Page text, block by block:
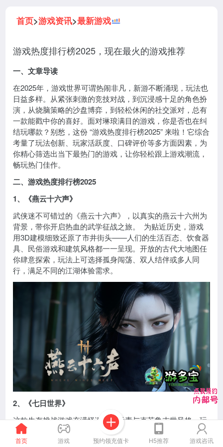
首页 游戏 预约领充值卡 H5推荐 游戏咨讯
首页>游戏资讯>最新游戏
游戏热度排行榜2025，现在最火的游戏推荐
一、文章导读
在2025年，游戏世界可谓热闹非凡，新游不断涌现，玩法也
日益多样。从紧张刺激的竞技对战，到沉浸感十足的角色扮
演，从烧脑策略的沙盘博弈，到轻松休闲的社交派对，总有
一款能戳中你的喜好。面对琳琅满目的游戏，你是否也在纠
结玩哪款？别愁，这份 “游戏热度排行榜2025” 来啦！它综合
考量了玩法创新、玩家活跃度、口碑评价等多方面因素，为
你精心筛选出当下最热门的游戏，让你轻松跟上游戏潮流，
畅玩热门佳作。
二、游戏热度排行榜2025
1、《燕云十六声》
武侠迷不可错过的《燕云十六声》，以真实的燕云十六州为
背景，带你开启热血的武学征战之旅。 为贴近历史，游戏
用3D建模细致还原了市井街头——人们的生活百态、饮食器
具、民俗游戏和建筑风格都一一呈现。开放的古代大地图任
你肆意探索，玩法上可选择孤身闯荡、双人结伴或多人同
行，满足不同的江湖体验需求。
2、《七日世界》
这款生存挑战游戏充满怪诞恐怖元素与克苏鲁末世风格，玩
家将置身于荒诞怪异的未知星球，这里处处是混乱与暴力。
生命的界限变得模糊，无机物与有机物不断融合，催生出让